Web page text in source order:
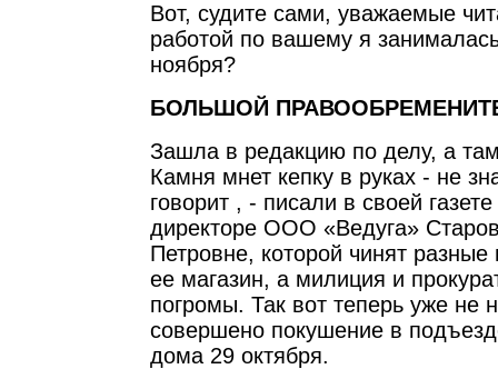
Вот, судите сами, уважаемые
работой по вашему я
ноября?
БОЛЬШОЙ
Зашла в редакцию по делу, а
Камня мнет кепку в руках - не
говорит , - писали в своей
директоре ООО «Ведуга»
Петровне, которой чинят разные
ее магазин, а милиция и
погромы. Так вот теперь уже не
совершено покушение в
дома 29 октября.